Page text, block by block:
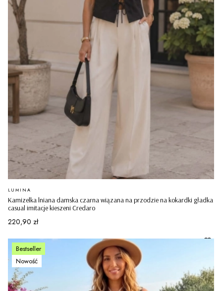
Kamizelka lniana damska czarna wiązana na przodzie na kokardki gładka
casual imitacje kieszeni Credaro
PRODUCENT
LUMINA
Cena
220,90 zł
Bestseller
Nowość